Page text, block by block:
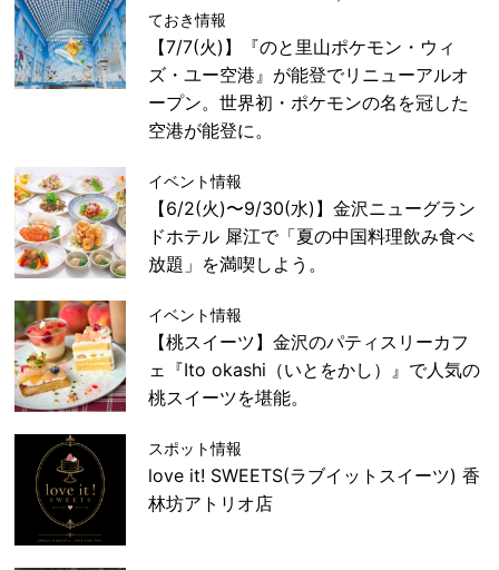
ておき情報
【7/7(火)】『のと里山ポケモン・ウィ
ズ・ユー空港』が能登でリニューアルオ
ープン。世界初・ポケモンの名を冠した
空港が能登に。
イベント情報
【6/2(火)〜9/30(水)】金沢ニューグラン
ドホテル 犀江で「夏の中国料理飲み食べ
放題」を満喫しよう。
イベント情報
【桃スイーツ】金沢のパティスリーカフ
ェ『Ito okashi（いとをかし）』で人気の
桃スイーツを堪能。
スポット情報
love it! SWEETS(ラブイットスイーツ) 香
林坊アトリオ店